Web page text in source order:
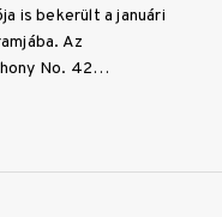
is bekerült a januári
Az
No. 42…